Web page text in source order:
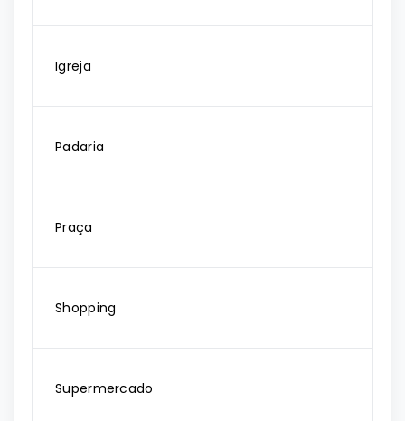
Igreja
Padaria
Praça
Shopping
Supermercado